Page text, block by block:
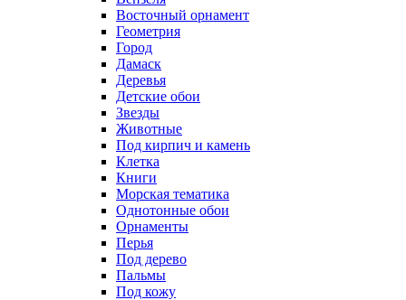
Восточный орнамент
Геометрия
Город
Дамаск
Деревья
Детские обои
Звезды
Животные
Под кирпич и камень
Клетка
Книги
Морская тематика
Однотонные обои
Орнаменты
Перья
Под дерево
Пальмы
Под кожу